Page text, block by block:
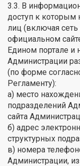
3.3. В
доступ к которым
лиц (включая сеть
официальном
Едином портале и
Администрации
(по форме
Регламенту):
а) место
подразделений
сайта
б) адрес
структурных
в) номера
Администрации,